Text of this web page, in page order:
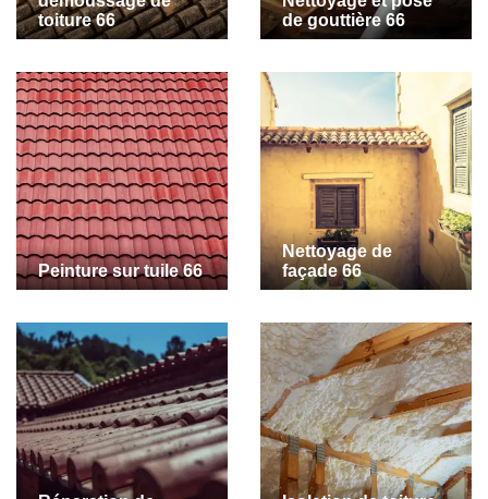
toiture 66
de gouttière 66
Peinture sur tuile 66
Nettoyage de
façade 66